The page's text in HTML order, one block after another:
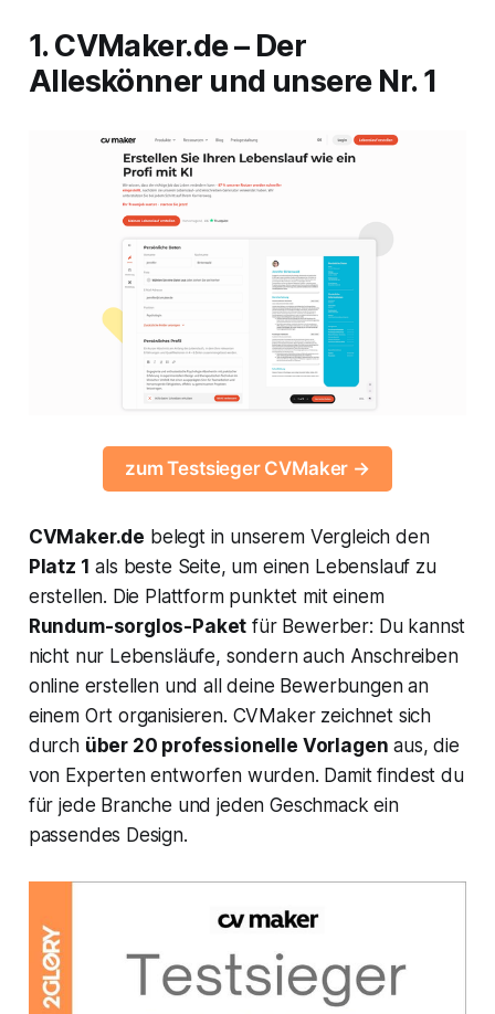
1. CVMaker.de – Der
Alleskönner und unsere Nr. 1
zum Testsieger CVMaker →
CVMaker.de belegt in unserem Vergleich den
Platz 1 als beste Seite, um einen Lebenslauf zu
erstellen. Die Plattform punktet mit einem
Rundum-sorglos-Paket für Bewerber: Du kannst
nicht nur Lebensläufe, sondern auch Anschreiben
online erstellen und all deine Bewerbungen an
einem Ort organisieren. CVMaker zeichnet sich
durch über 20 professionelle Vorlagen aus, die
von Experten entworfen wurden. Damit findest du
für jede Branche und jeden Geschmack ein
passendes Design.